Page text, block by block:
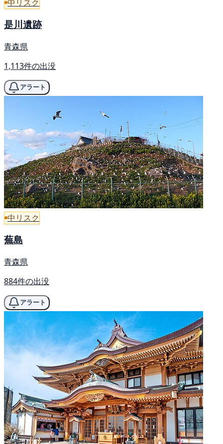
中リスク
是川遺跡
青森県
1,113件の出没
アラート
中リスク
蕪島
青森県
884件の出没
アラート